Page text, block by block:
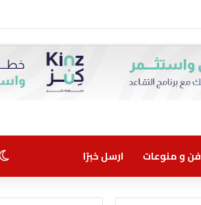
فن و منوعات ارسل خبرًا